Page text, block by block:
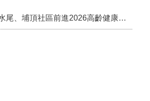
苗栗農村綠色照顧成果登上全國舞台！ 後龍水尾、埔頂社區前進2026高齡健康產業博覽會